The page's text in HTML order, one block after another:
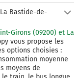
Bastide-de-
Girons (09200) et La
vous propose les
options choisies :
moyenne
moyens de